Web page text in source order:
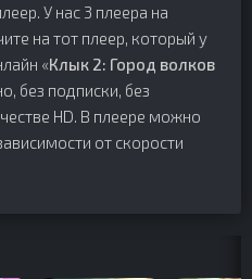
У нас 3 плеера на
на тот плеер, который у
«Клык 2: Город волков
без подписки, без
HD. В плеере можно
от скорости